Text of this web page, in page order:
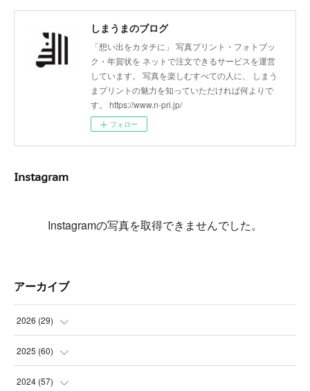
しまうまのブログ
「想い出をカタチに」 写真プリント・フォトブッ
ク・年賀状を ネットで注文できるサービスを運営
しています。 写真を楽しむすべての人に、 しまう
まプリントの魅力を知っていただければ何よりで
す。 https://www.n-pri.jp/
フォロー
Instagram
Instagramの写真を取得できませんでした。
アーカイブ
2026 (29)
(5
(3
2025 (60)
(3
2024 (57)